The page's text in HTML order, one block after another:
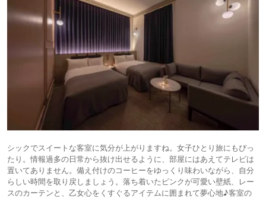
シックでスイートな客室に気分が上がりますね。女子ひとり旅にもぴっ
たり。情報過多の日常から抜け出せるように、部屋にはあえてテレビは
置いてありません。備え付けのコーヒーをゆっくり味わいながら、自分
らしい時間を取り戻しましょう。落ち着いたピンクが可愛い壁紙、レー
スのカーテンと、乙女心をくすぐるアイテムに囲まれて夢心地♪客室の